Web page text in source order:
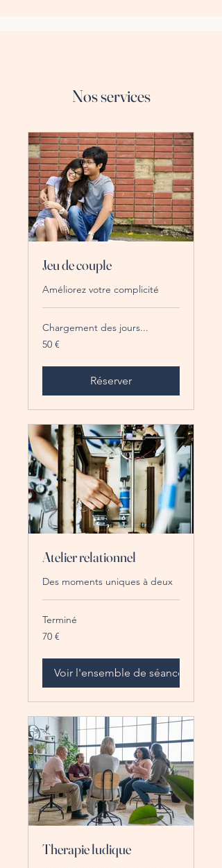
Nos services
Jeu de couple
Améliorez votre complicité
Chargement des jours...
50
euros
50 €
Réserver
Atelier relationnel
Des moments uniques à deux
Terminé
70
euros
70 €
Voir l'ensemble de séances
Therapie ludique